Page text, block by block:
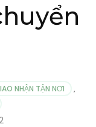
NHẬN TẬN NƠI
,